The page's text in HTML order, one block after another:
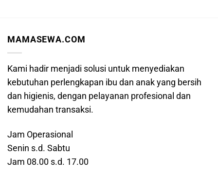
MAMASEWA.COM
Kami hadir menjadi solusi untuk menyediakan
kebutuhan perlengkapan ibu dan anak yang bersih
dan higienis, dengan pelayanan profesional dan
kemudahan transaksi.
Jam Operasional
Senin s.d. Sabtu
Jam 08.00 s.d. 17.00